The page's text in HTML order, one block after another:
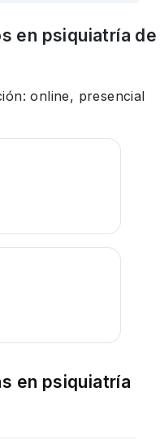
en psiquiatría de
online, presencial
en psiquiatría